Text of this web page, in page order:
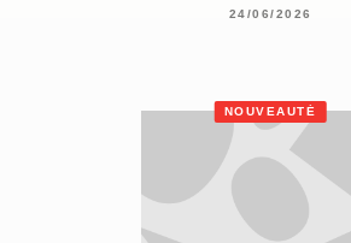
24/06/2026
NOUVEAUTÉ